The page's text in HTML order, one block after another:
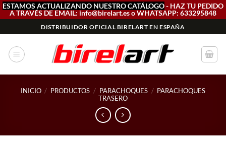
ESTAMOS ACTUALIZANDO NUESTRO CATÁLOGO- HAZ TU PEDIDO
A TRAVÉS DE EMAIL: info@birelart.es o WHATSAPP: 633295848
al
contenido
DISTRIBUIDOR OFICIAL BIRELART EN ESPAÑA
INICIO / PRODUCTOS / PARACHOQUES / PARACHOQUES
TRASERO